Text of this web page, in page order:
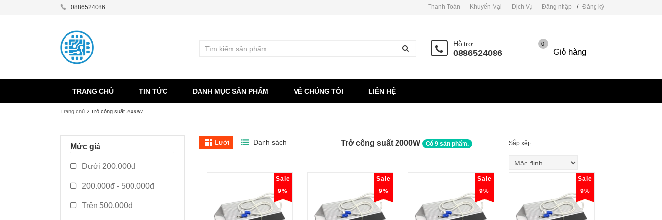
0886524086 Đăng nhập / Đăng ký
Thanh Toán Khuyến Mại Dịch Vụ
Hỗ trợ
0886524086 Giỏ hàng
0
TRANG CHỦ TIN TỨC DANH MỤC SẢN PHẨM VỀ CHÚNG TÔI LIÊN HỆ
Trang chủ Trở công suất 2000W
Lưới Danh sách Trở công suất 2000W Có 9sản phẩm. Sắp xếp:
Sale
9%
Sale
9%
Sale
9%
Sale
9%
Mức giá
Dưới 200.000đ
200.000đ - 500.000đ
Trên 500.000đ